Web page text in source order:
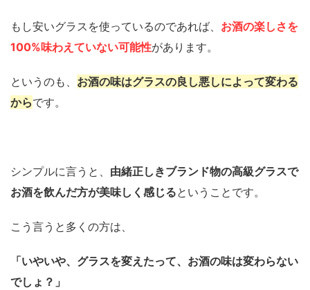
もし安いグラスを使っているのであれば、 お酒の楽しさを
100%味わえていない可能性があります。
というのも、 お酒の味はグラスの良し悪しによって変わる
からです。
シンプルに言うと、 由緒正しきブランド物の高級グラスで
お酒を飲んだ方が美味しく感じるということです。
こう言うと多くの方は、
「いやいや、グラスを変えたって、お酒の味は変わらない
でしょ？」